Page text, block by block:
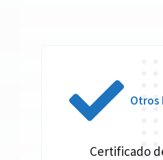
Otros
Certificado